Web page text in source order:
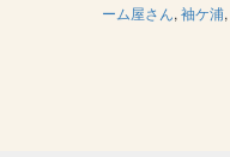
ーム屋さん, 袖ケ浦,